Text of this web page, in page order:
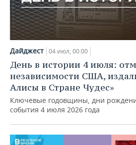
Дайджест 04 июл, 00:00
День в истории 4 июля:
независимости США,
Алисы в Стране Чудес»
Ключевые годовщины, дни
события 4 июля 2026 года